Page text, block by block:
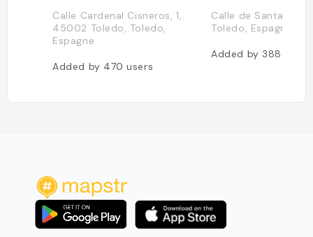
Calle Cardenal Cisneros, 1,
45002 Toledo, Toledo,
Espagne
Added by 470users
Calle de Santa Fe,
Toledo, Espagne
Added by 388